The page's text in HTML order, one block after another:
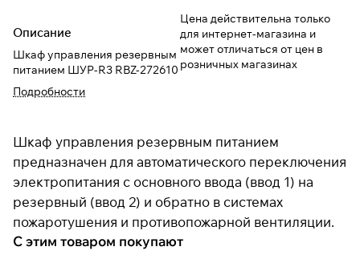
Описание
Шкаф управления резервным
питанием ШУР-R3 RBZ-272610
Подробности
Цена действительна только
для интернет-магазина и
может отличаться от цен в
розничных магазинах
Шкаф управления резервным питанием
предназначен для автоматического переключения
электропитания с основного ввода (ввод 1) на
резервный (ввод 2) и обратно в системах
пожаротушения и противопожарной вентиляции.
С этим товаром покупают